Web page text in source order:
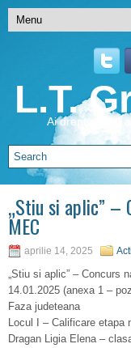
L.T.
Ai dreptul de a
„Stiu si aplic” –
MEC
aprilie 14, 2025
„Stiu si aplic” – Concurs
14.01.2025 (anexa 1 –
Faza judeteana
Locul I – Calificare etapa
Dragan Ligia Elena –